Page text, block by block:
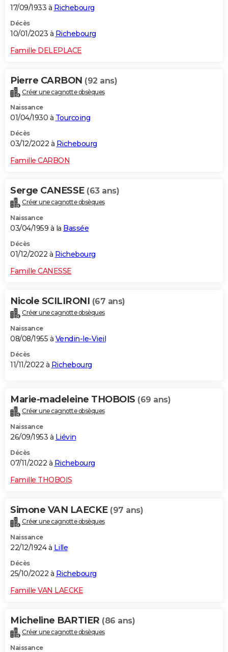
17/09/1933 à Richebourg
Décès
10/01/2023 à Richebourg
Famille DELEPLACE
Pierre CARBON (92 ans)
Créer une cagnotte obsèques
Naissance
01/04/1930 à Tourcoing
Décès
03/12/2022 à Richebourg
Famille CARBON
Serge CANESSE (63 ans)
Créer une cagnotte obsèques
Naissance
03/04/1959 à la Bassée
Décès
01/12/2022 à Richebourg
Famille CANESSE
Nicole SCILIRONI (67 ans)
Créer une cagnotte obsèques
Naissance
08/08/1955 à Vendin-le-Vieil
Décès
11/11/2022 à Richebourg
Marie-madeleine THOBOIS (69 ans)
Créer une cagnotte obsèques
Naissance
26/09/1953 à Liévin
Décès
07/11/2022 à Richebourg
Famille THOBOIS
Simone VAN LAECKE (97 ans)
Créer une cagnotte obsèques
Naissance
22/12/1924 à Lille
Décès
25/10/2022 à Richebourg
Famille VAN LAECKE
Micheline BARTIER (86 ans)
Créer une cagnotte obsèques
Naissance